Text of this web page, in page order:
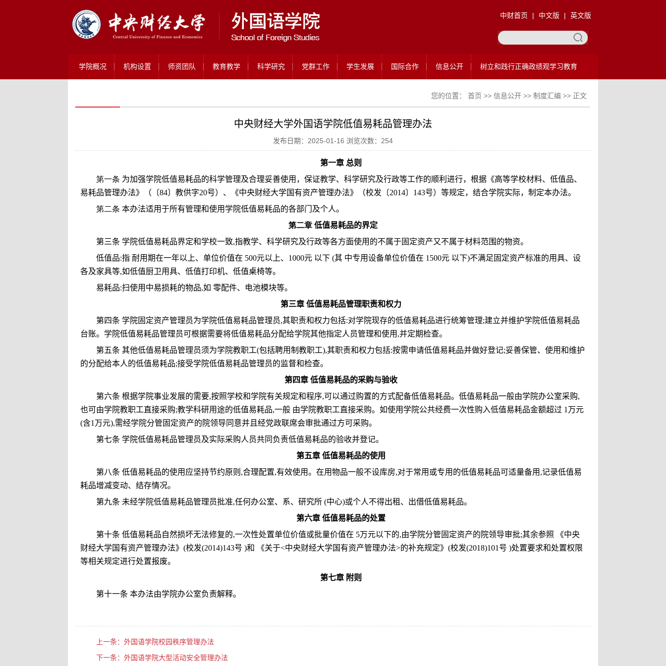
中财首页 | 中文版 | 英文版
学院概况 机构设置 师资团队 教育教学 科学研究 党群工作 学生发展 国际合作 信息公开 树立和践行正确政绩观学习教育
您的位置： 首页 >> 信息公开 >> 制度汇编 >> 正文
中央财经大学外国语学院低值易耗品管理办法
发布日期：2025-01-16 浏览次数： 254
第一章 总则
第一条 为加强学院低值易耗品的科学管理及合理妥善使用，保证教学、科学研究及行政等工作的顺利进行，根据《高等学校材料、低值品、
易耗品管理办法》（〔84〕教供字20号）、《中央财经大学国有资产管理办法》（校发〔2014〕 143号）等规定，结合学院实际，制定本办法。
第二条本办法适用于所有管理和使用学院低值易耗品的各部门及个人。
第二章 低值易耗品的界定
第三条 学院低值易耗品界定和学校一致,指教学、科学研究及行政等各方面使用的不属于固定资产又不属于材料范围的物资。
低值品:指 耐用期在一年以上、单位价值在 500元以上、 1000元 以下 (其 中专用设备单位价值在 1500元 以下)不满足固定资产标准的用具、设
各及家具等,如低值厨卫用具、低值打印机、低值桌椅等。
易耗品:扫使用中易损耗的物品,如 零配件、电池模块等。
第三章 低值易耗品管理职责和权力
第四条 学院固定资产管理员为学院低值易耗品管理员,其职责和权力包括:对学院现存的低值易耗品进行统筹管理;建立并维护学院低值易耗品
台账。学院低值易耗品管理员可根据需要将低值易耗品分配给学院其他指定人员管理和使用 ,并定期检查。
第五条 其他低值易耗品管理员须为学院教职工(包括聘用制教职工),其职责和权力包括:按需申请低值易耗品并做好登记;妥善保管、使用和维护
的分配给本人的低值易耗品;接受学院低值易耗品管理员的监督和检查。
第四章 低值易耗品的采购与验收
第六条 根据学院事业发展的需要,按照学校和学院有关规定和程序,可以通过购置的方式配备低值易耗品。低值易耗品一般由学院办公室采购,
也可由学院教职工直接采购;教学科研用途的低值易耗品,一般 由学院教职工直接采购。如使用学院公共经费一次性购入低值易耗品金额超过 1 万元
(含1 万元),需经学院分管固定资产的院领导同意并且经党政联席会审批通过方可采购。
第七条 学院低值易耗品管理员及实际采购人员共同负责低值易耗品的验收并登记。
第五章 低值易耗品的使用
第八条 低值易耗品的使用应坚持节约原则 ,合理配置,有效使用。在用物品一般不设库房,对于常用或专用的低值易耗品可适量备用 ,记录低值易
耗品增减变动、结存情况。
第九条 未经学院低值易耗品管理员批准,任何办公室、系、研究所 (中心)或个人不得出租、出借低值易耗品。
第六章 低值易耗品的处置
第十条 低值易耗品自然损坏无法修复的,一次性处置单位价值或批量价值在 5万元以下的,由学院分管固定资产的院领导审批;其余参照 《中央
财经大学国有资产管理办法》(校发(2014)143号 )和 《关于<中央财经大学国有资产管理办法>的补充规定》(校发(2018)101 号 )处置要求和处置权限
等相关规定进行处置报废。
第七章 附则
第十一条 本办法由学院办公室负责解释。
上一条： 外国语学院校园秩序管理办法
下一条： 外国语学院大型活动安全管理办法